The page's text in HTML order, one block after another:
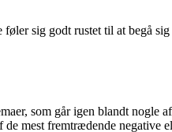
sig godt rustet til at begå
som går igen blandt
mest fremtrædende negative